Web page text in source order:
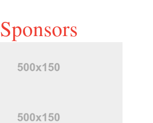
Sponsors